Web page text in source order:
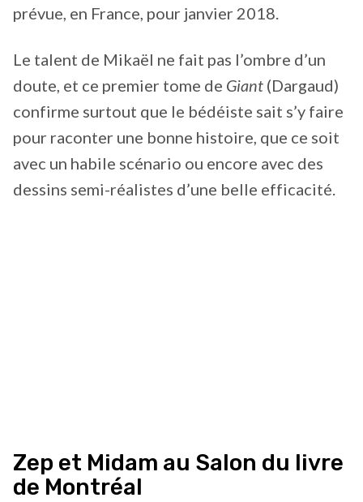
prévue, en France, pour janvier 2018.
Le talent de Mikaël ne fait pas l’ombre d’un
doute, et ce premier tome de Giant (Dargaud)
confirme surtout que le bédéiste sait s’y faire
pour raconter une bonne histoire, que ce soit
avec un habile scénario ou encore avec des
dessins semi-réalistes d’une belle efficacité.
Zep et Midam au Salon du livre
de Montréal